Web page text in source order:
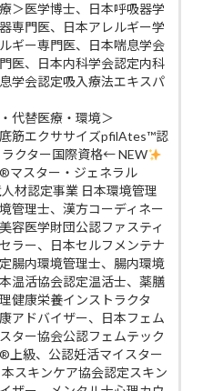
＞医学博士、日本呼吸器学
専門医、日本アレルギー学
ギー専門医、日本喘息学会
医、日本内科学会認定内科
学会認定吸入療法エキスパ
代替医療・環境＞
筋エクササイズpfilAtes™認
ラクター国際資格← NEW
マスター・ジェネラル
材認定事業 日本環境管理
管理士、漢方コーディネー
容医学財団公認ファスティ
ラー、日本セルフメンテナ
腸内環境管理士、腸内環境
温活協会認定温活士、薬膳
健康栄養インストラクタ
アドバイザー、日本フェム
ター協会公認フェムテック
上級、公認妊活マイスター
スキンケア協会認定スキン